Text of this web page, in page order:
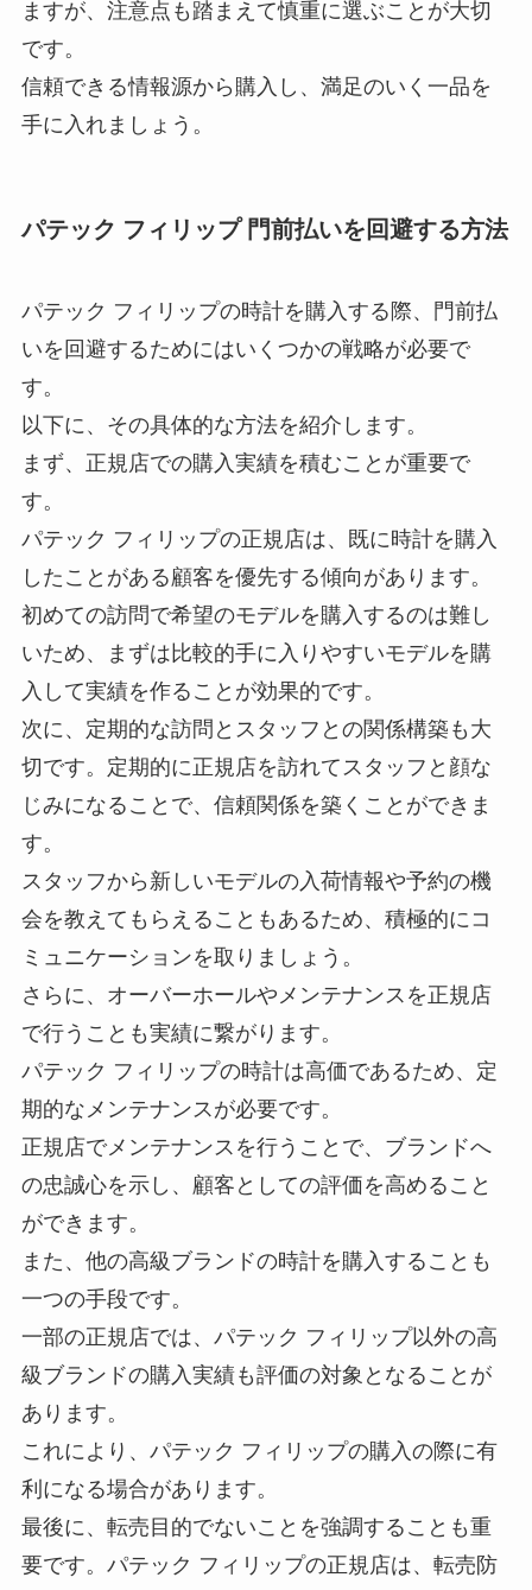
ますが、注意点も踏まえて慎重に選ぶことが大切
です。
信頼できる情報源から購入し、満足のいく一品を
手に入れましょう。
パテック フィリップ 門前払いを回避する方法
パテック フィリップの時計を購入する際、門前払
いを回避するためにはいくつかの戦略が必要で
す。
以下に、その具体的な方法を紹介します。
まず、正規店での購入実績を積むことが重要で
す。
パテック フィリップの正規店は、既に時計を購入
したことがある顧客を優先する傾向があります。
初めての訪問で希望のモデルを購入するのは難し
いため、まずは比較的手に入りやすいモデルを購
入して実績を作ることが効果的です。
次に、定期的な訪問とスタッフとの関係構築も大
切です。定期的に正規店を訪れてスタッフと顔な
じみになることで、信頼関係を築くことができま
す。
スタッフから新しいモデルの入荷情報や予約の機
会を教えてもらえることもあるため、積極的にコ
ミュニケーションを取りましょう。
さらに、オーバーホールやメンテナンスを正規店
で行うことも実績に繋がります。
パテック フィリップの時計は高価であるため、定
期的なメンテナンスが必要です。
正規店でメンテナンスを行うことで、ブランドへ
の忠誠心を示し、顧客としての評価を高めること
ができます。
また、他の高級ブランドの時計を購入することも
一つの手段です。
一部の正規店では、パテック フィリップ以外の高
級ブランドの購入実績も評価の対象となることが
あります。
これにより、パテック フィリップの購入の際に有
利になる場合があります。
最後に、転売目的でないことを強調することも重
要です。パテック フィリップの正規店は、転売防